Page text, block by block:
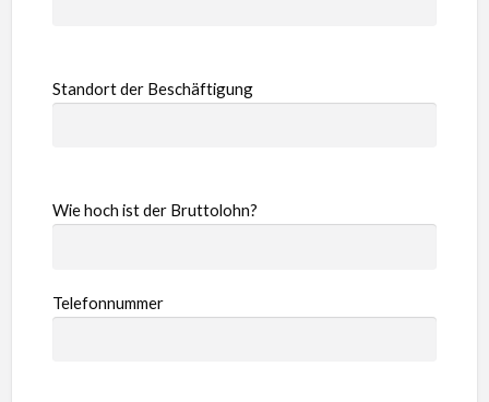
Standort der Beschäftigung
Wie hoch ist der Bruttolohn?
Telefonnummer